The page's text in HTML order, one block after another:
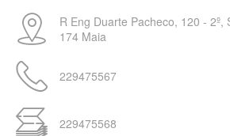
R Eng Duarte Pacheco, 120 - 2º,
174 Maia
229475567
229475568